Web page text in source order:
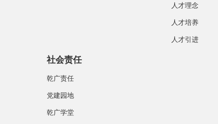
人才理念
人才培养
人才引进
社会责任
乾广责任
党建园地
乾广学堂